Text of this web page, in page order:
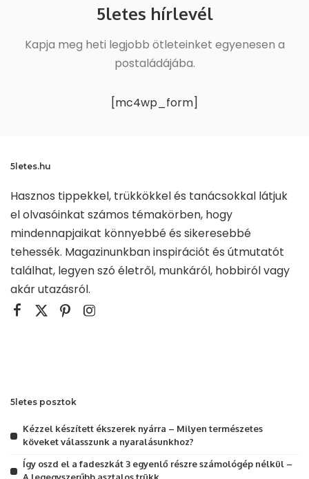
5letes hírlevél
Kapja meg heti legjobb ötleteinket egyenesen a
postaládájába.
[mc4wp_form]
5letes.hu
Hasznos tippekkel, trükkökkel és tanácsokkal látjuk
el olvasóinkat számos témakörben, hogy
mindennapjaikat könnyebbé és sikeresebbé
tehessék. Magazinunkban inspirációt és útmutatót
találhat, legyen szó életről, munkáról, hobbiról vagy
akár utazásról.
5letes posztok
Kézzel készített ékszerek nyárra – Milyen természetes
köveket válasszunk a nyaralásunkhoz?
Így oszd el a fadeszkát 3 egyenlő részre számológép nélkül –